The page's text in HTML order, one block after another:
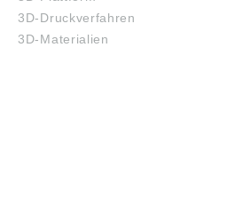
3D-Druckverfahren
3D-Materialien